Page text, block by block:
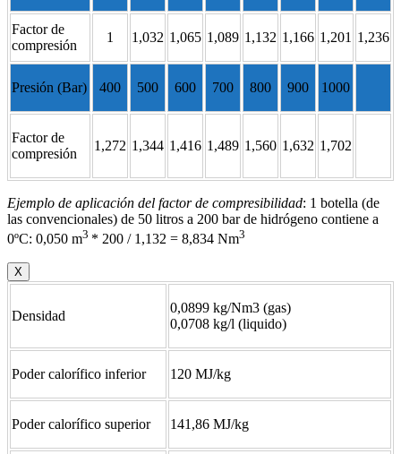
Factor de
compresión
1 1,032 1,065 1,089 1,132 1,166 1,201 1,236
Presión (Bar) 400 500 600 700 800 900 1000
Factor de
compresión
1,272 1,344 1,416 1,489 1,560 1,632 1,702
Ejemplo de aplicación del factor de compresibilidad: 1 botella (de
las convencionales) de 50 litros a 200 bar de hidrógeno contiene a
0ºC: 0,050 m3 * 200 / 1,132 = 8,834 Nm3
X
Densidad
0,0899 kg/Nm3 (gas)
0,0708 kg/l (liquido)
Poder calorífico inferior 120 MJ/kg
Poder calorífico superior 141,86 MJ/kg